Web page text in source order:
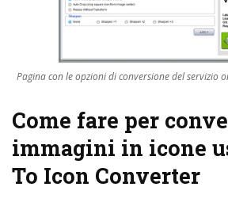
Pagina con le opzioni di conversione del servizio
Come fare per
immagini in icone
To Icon Converter